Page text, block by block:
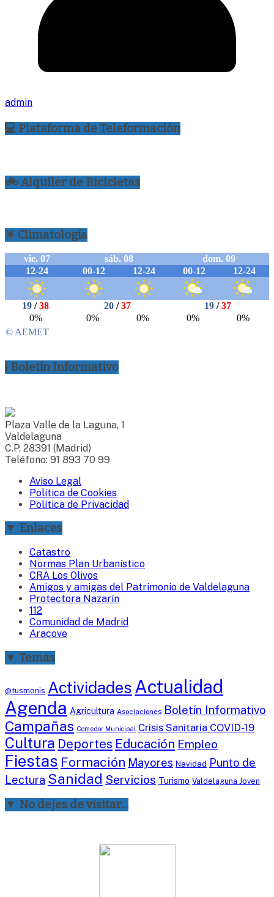
admin
💻 Plataforma de Teleformación
🚲 Alquiler de Bicicletas
☀ Climatología
ℹ Boletín Informativo
Plaza Valle de la Laguna, 1
Valdelaguna
C.P. 28391 (Madrid)
Teléfono: 91 893 70 99
Aviso Legal
Política de Cookies
Política de Privacidad
▼ Enlaces
Catastro
Normas Plan Urbanístico
CRA Los Olivos
Amigos y amigas del Patrimonio de Valdelaguna
Protectora Nazarín
112
Comunidad de Madrid
Aracove
▼ Temas
@tusmonis ActividadesActualidad
Agenda Agricultura Asociaciones Boletín Informativo
Campañas Comedor Municipal Crisis Sanitaria COVID-19
Cultura Deportes Educación Empleo
Fiestas Formación Mayores Navidad Punto de
Lectura Sanidad Servicios Turismo Valdelaguna Joven
▼ No dejes de visitar…